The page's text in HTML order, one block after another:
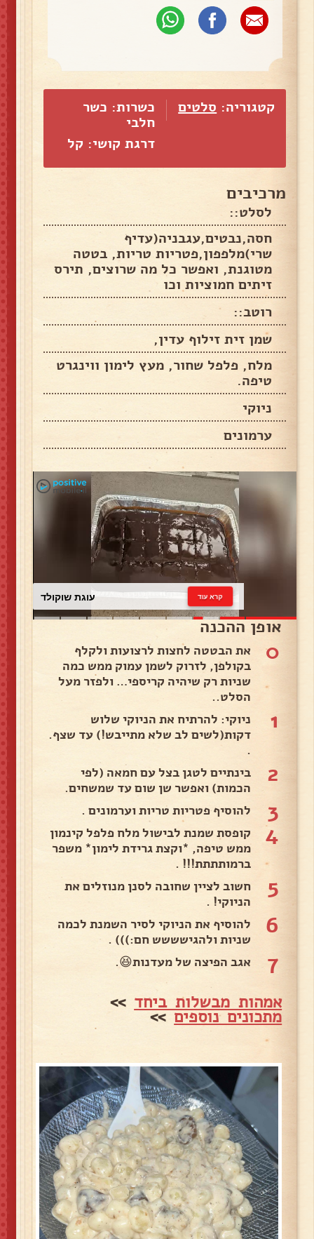
קטגוריה: סלטים
כשרות: כשר
חלבי
דרגת קושי: קל
מרכיבים
לסלט::
חסה,נבטים,עגבניה(עדיף
שרי)מלפפון,פטריות טריות, בטטה
מטוגנת, ואפשר כל מה שרוצים, תירס
זיתים חמוציות וכו
רוטב::
שמן זית זילוף עדין,
מלח, פלפל שחור, מעץ לימון ווינגרט
טיפה.
ניוקי
ערמונים
עוגת שוקולד קרא עוד
אופן ההכנה
0
את הבטטה לחצות לרצועות ולקלף
בקולפן, לזרוק לשמן עמוק ממש כמה
שניות רק שיהיה קריספי… ולפזר מעל
הסלט..
1
ניוקי: להרתיח את הניוקי שלוש
דקות(לשים לב שלא מתייבש!) עד שצף.
.
2
בינתיים לטגן בצל עם חמאה (לפי
הכמות) ואפשר שן שום עד שמשחים.
3 להוסיף פטריות טריות וערמונים .
4
קופסת שמנת לבישול מלח פלפל קינמון
ממש טיפה, *וקצת גרידת לימון* משפר
ברמותתתת!!! .
5
חשוב לציין שחובה לסנן מנוזלים את
הניוקי! .
6
להוסיף את הניוקי לסיר השמנת לכמה
שניות ולהגישששש חם:))) .
7 אגב הפיצה של מעדנות😆.
אמהות מבשלות ביחד >>
מתכונים נוספים>>